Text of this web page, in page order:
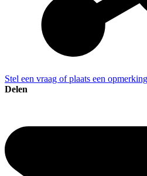
Stel een vraag of plaats een
Delen